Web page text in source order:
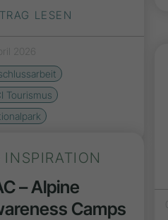
LESEN
2026
Tourismus
INSPIRATION
– Alpine
Camps